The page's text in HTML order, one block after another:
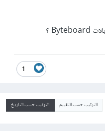
1
الترتيب حسب التقييم الترتيب حسب التاريخ